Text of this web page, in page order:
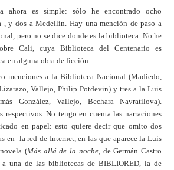
ahora es simple: sólo he encontrado ocho
, y dos a Medellín. Hay una mención de paso a
pero no se dice donde es la biblioteca. No he
Cali, cuya Biblioteca del Centenario es
en alguna obra de ficción.
menciones a la Biblioteca Nacional (Madiedo,
Vallejo, Philip Potdevin) y tres a la Luis
González, Vallejo, Bechara Navratilova).
respectivos. No tengo en cuenta las narraciones
en papel: esto quiere decir que omito dos
en la red de Internet, en las que aparece la Luis
(Más allá de la noche, de Germán Castro
a una de las bibliotecas de BIBLIORED, la de